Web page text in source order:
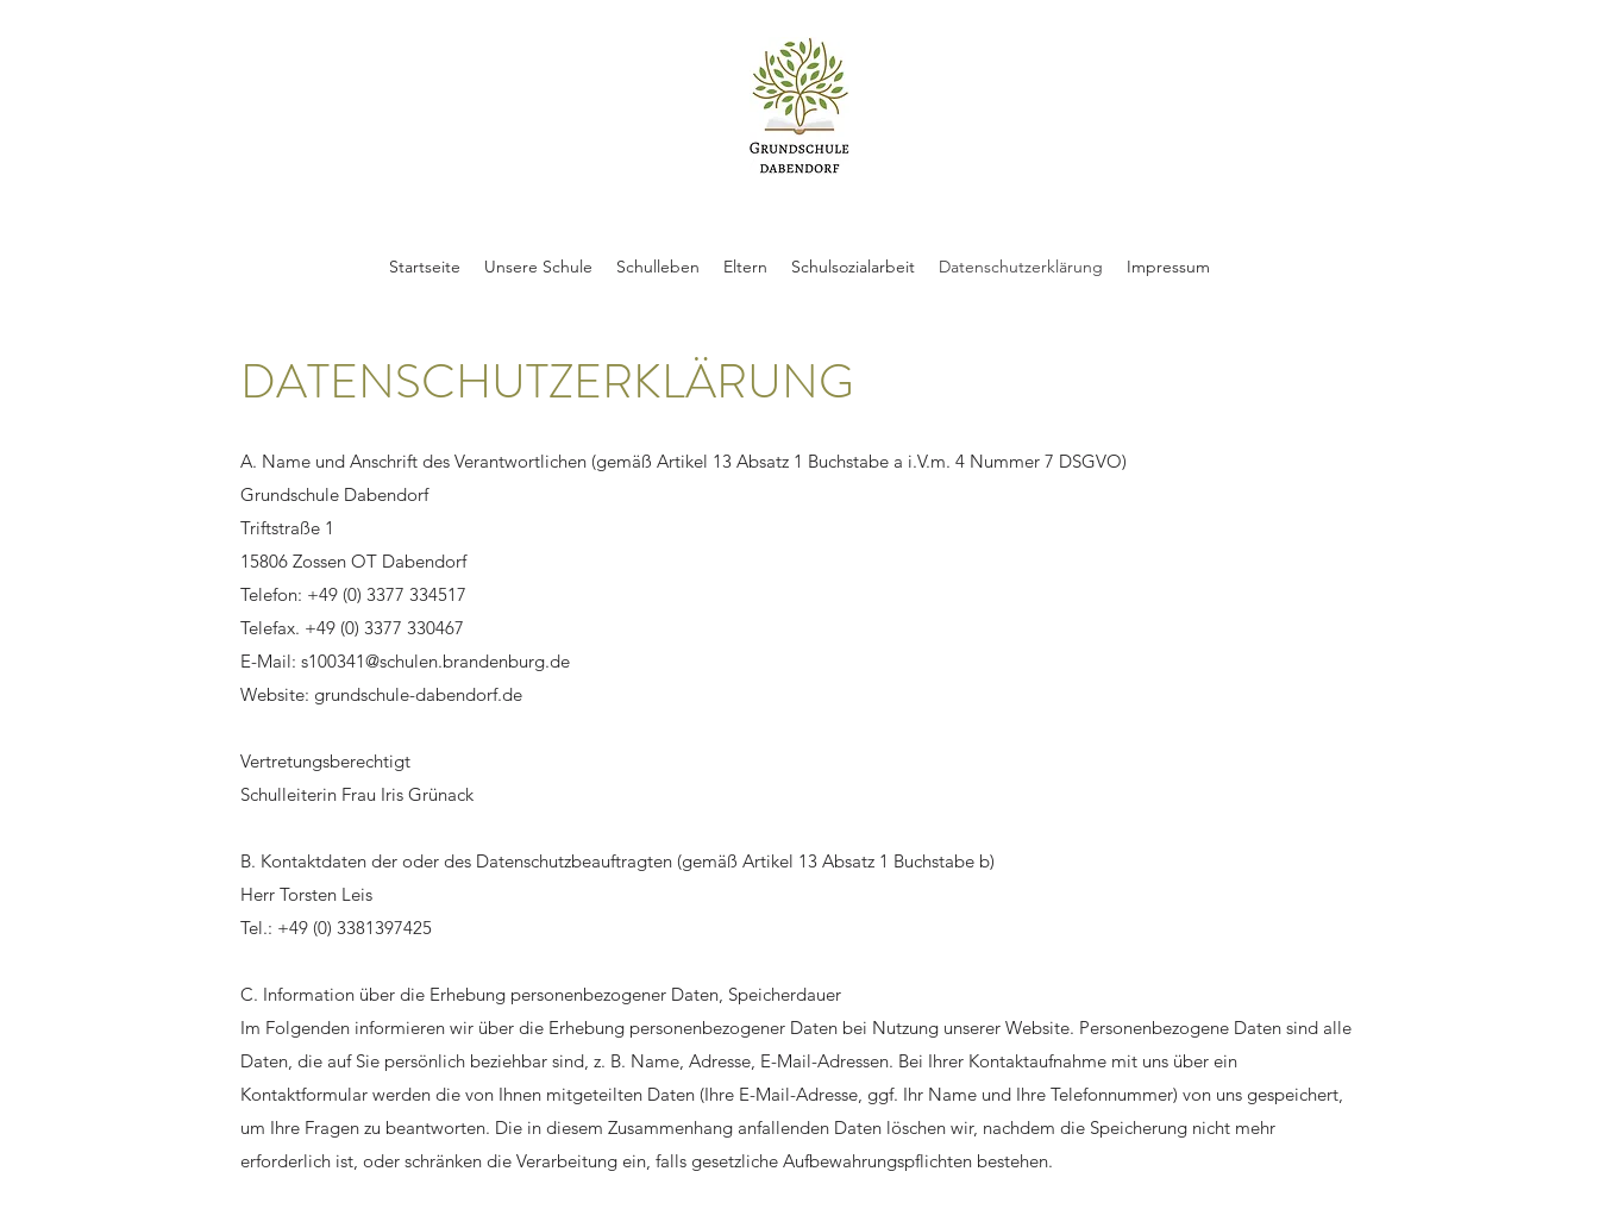
Startseite Unsere Schule Schulleben Eltern Schulsozialarbeit Datenschutzerklärung Impressum
DATENSCHUTZERKLÄRUNG
A. Name und Anschrift des Verantwortlichen (gemäß Artikel 13 Absatz 1 Buchstabe a i.V.m. 4 Nummer 7 DSGVO)
Grundschule Dabendorf
Triftstraße 1
15806 Zossen OT Dabendorf
Telefon: +49 (0) 3377 334517
Telefax. +49 (0) 3377 330467
E-Mail: s100341@schulen.brandenburg.de
Website: grundschule-dabendorf.de
Vertretungsberechtigt
Schulleiterin Frau Iris Grünack
B. Kontaktdaten der oder des Datenschutzbeauftragten (gemäß Artikel 13 Absatz 1 Buchstabe b)
​Herr Torsten Leis
Tel.: +49 (0) 3381397425
C. Information über die Erhebung personenbezogener Daten, Speicherdauer
Im Folgenden informieren wir über die Erhebung personenbezogener Daten bei Nutzung unserer Website. Personenbezogene Daten sind alle
Daten, die auf Sie persönlich beziehbar sind, z. B. Name, Adresse, E-Mail-Adressen. Bei Ihrer Kontaktaufnahme mit uns über ein
Kontaktformular werden die von Ihnen mitgeteilten Daten (Ihre E-Mail-Adresse, ggf. Ihr Name und Ihre Telefonnummer) von uns gespeichert,
um Ihre Fragen zu beantworten. Die in diesem Zusammenhang anfallenden Daten löschen wir, nachdem die Speicherung nicht mehr
erforderlich ist, oder schränken die Verarbeitung ein, falls gesetzliche Aufbewahrungspflichten bestehen.